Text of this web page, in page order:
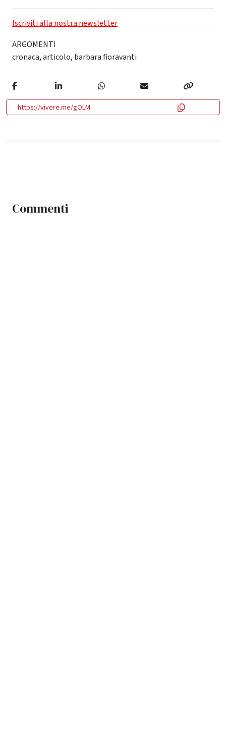
Iscriviti alla nostra newsletter
ARGOMENTI
cronaca,articolo, barbara fioravanti
https://vivere.me/gOLM
Commenti